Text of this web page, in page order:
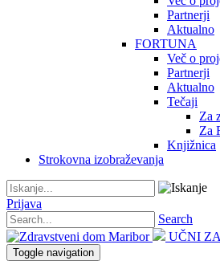
Partnerji
Aktualno
FORTUNA
Več o
Partnerji
Aktualno
Tečaji
Za
Za
Knjižnica
Strokovna izobraževanja
Prijava
Search
UČNI
Toggle navigation